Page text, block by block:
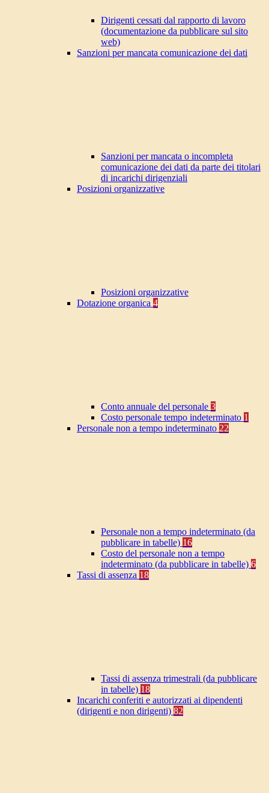
Dirigenti cessati dal rapporto di lavoro
(documentazione da pubblicare sul sito
web)
Sanzioni per mancata comunicazione dei dati
Sanzioni per mancata o incompleta
comunicazione dei dati da parte dei titolari
di incarichi dirigenziali
Posizioni organizzative
Posizioni organizzative
Dotazione organica 4
Conto annuale del personale 3
Costo personale tempo indeterminato 1
Personale non a tempo indeterminato 22
Personale non a tempo indeterminato (da
pubblicare in tabelle) 16
Costo del personale non a tempo
indeterminato (da pubblicare in tabelle) 6
Tassi di assenza 18
Tassi di assenza trimestrali (da pubblicare
in tabelle) 18
Incarichi conferiti e autorizzati ai dipendenti
(dirigenti e non dirigenti) 82